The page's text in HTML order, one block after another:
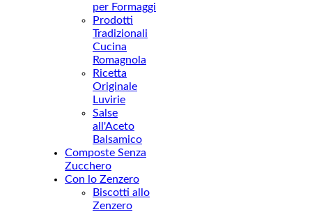
per Formaggi
Prodotti
Tradizionali
Cucina
Romagnola
Ricetta
Originale
Luvirie
Salse
all'Aceto
Balsamico
Composte Senza
Zucchero
Con lo Zenzero
Biscotti allo
Zenzero